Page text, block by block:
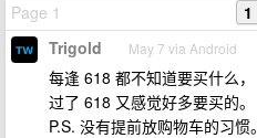
Page 1
1
Trigold May 7 via Android
每逢 618 都不知道要买什么，
过了 618 又感觉好多要买的。
P.S. 没有提前放购物车的习惯。